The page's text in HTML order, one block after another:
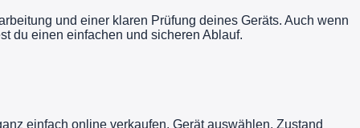
und einer klaren Prüfung deines Geräts. Auch wenn
du einen einfachen und sicheren Ablauf.
einfach online verkaufen. Gerät auswählen, Zustand